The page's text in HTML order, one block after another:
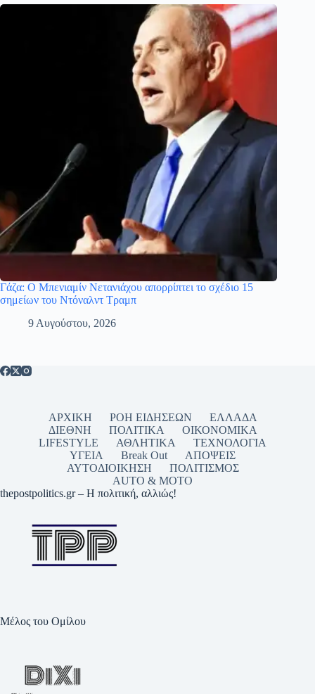
Γάζα: Ο Μπενιαμίν Νετανιάχου απορρίπτει το σχέδιο 15
σημείων του Ντόναλντ Τραμπ
9 Αυγούστου, 2026
ΑΡΧΙΚΗ ΡΟΗ ΕΙΔΗΣΕΩΝ
ΕΛΛΑΔΑ
ΔΙΕΘΝΗ
ΠΟΛΙΤΙΚΑ
ΟΙΚΟΝΟΜΙΚΑ
LIFESTYLE
ΑΘΛΗΤΙΚΑ
ΤΕΧΝΟΛΟΓΙΑ
ΥΓΕΙΑ
Break Out
ΑΠΟΨΕΙΣ
ΑΥΤΟΔΙΟΙΚΗΣΗ
ΠΟΛΙΤΙΣΜΟΣ
AUTO & MOTO
thepostpolitics.gr – Η πολιτική, αλλιώς!
Μέλος του Ομίλου